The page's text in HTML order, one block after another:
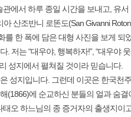
에서 하루 종일 시간을 보내고, 유
산조반니 로똔도(San Givanni
한 폭에 담은 대형 사진을 보게 되
는 “대우야, 행복하자!”, “대우야
성지에서 펼쳐질 것이라 믿습니다.
성지입니다. 그런데 이곳은 한국천
에 순교하신 분들의 얼과 숨
오 하느님의 종 증거자의 출생지이